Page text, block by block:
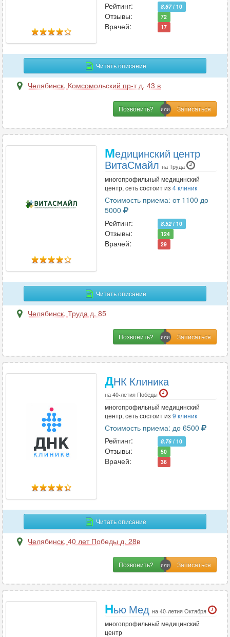
Рейтинг:
8.67/ 10
Отзывы: 72
Врачей: 17
Читать описание
Челябинск, Комсомольский пр-т д. 43 в
Позвонить?
Медицинский центр
ВитаСмайл на Труда
многопрофильный медицинский
центр, сеть состоит из 4 клиник
Стоимость приема: от 1100 до
5000
Рейтинг:
8.52 / 10
Отзывы: 124
Врачей: 29
Читать описание
Челябинск, Труда д. 85
Позвонить?
ДНК Клиника
на 40-летия Победы
многопрофильный медицинский
центр, сеть состоит из 9 клиник
Стоимость приема: до 6500
Рейтинг:
8.76 / 10
Отзывы: 50
Врачей: 36
Читать описание
Челябинск, 40 лет Победы д. 28в
Позвонить?
Нью Мед на 40-летия Октября
многопрофильный медицинский
центр